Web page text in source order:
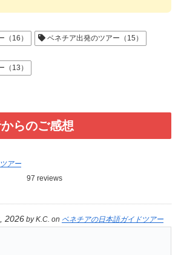
（16） ベネチア出発のツアー（15）
（13）
らのご感想
アー
97 reviews
2026 byK.C. on ベネチアの日本語ガイドツアー